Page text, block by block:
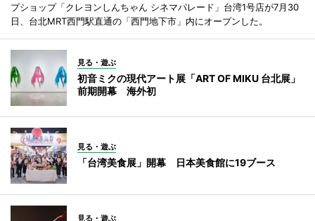
プショップ「クレヨンしんちゃん シネマパレード」台湾1号店が7月30
日、台北MRT西門駅直通の「西門地下市」内にオープンした。
見る・遊ぶ
初音ミクの現代アート展「ART OF MIKU 台北展」
前期開幕 海外初
見る・遊ぶ
「台湾美食展」開幕 日本美食館に19ブース
見る・遊ぶ